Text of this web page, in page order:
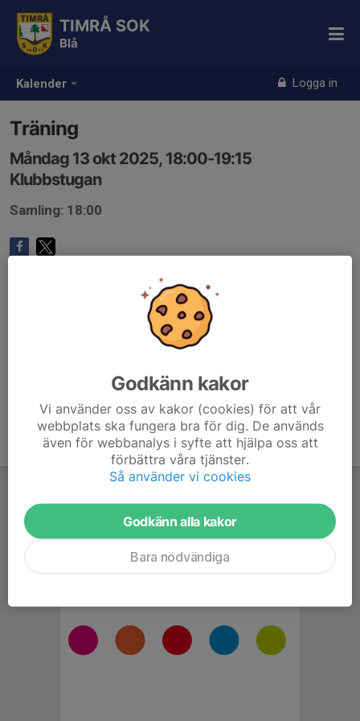
Kalender Logga in
TIMRÅ SOK
Blå
Träning
Måndag 13 okt 2025, 18:00-19:15
Klubbstugan
Samling: 18:00
Godkänn kakor
Vi använder oss av kakor (cookies) för att vår
webbplats ska fungera bra för dig. De används
även för webbanalys i syfte att hjälpa oss att
förbättra våra tjänster.
Så använder vi cookies
Godkänn alla kakor
Bara nödvändiga